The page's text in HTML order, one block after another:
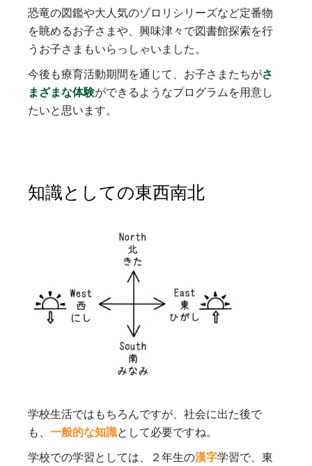
恐竜の図鑑や大人気のゾロリシリーズなど定番物
を眺めるお子さまや、興味津々で図書館探索を行
うお子さまもいらっしゃいました。
今後も療育活動期間を通じて、お子さまたちがさ
まざまな体験ができるようなプログラムを用意し
たいと思います。
知識としての東西南北
学校生活ではもちろんですが、社会に出た後で
も、一般的な知識として必要ですね。
学校での学習としては、２年生の漢字学習で、東